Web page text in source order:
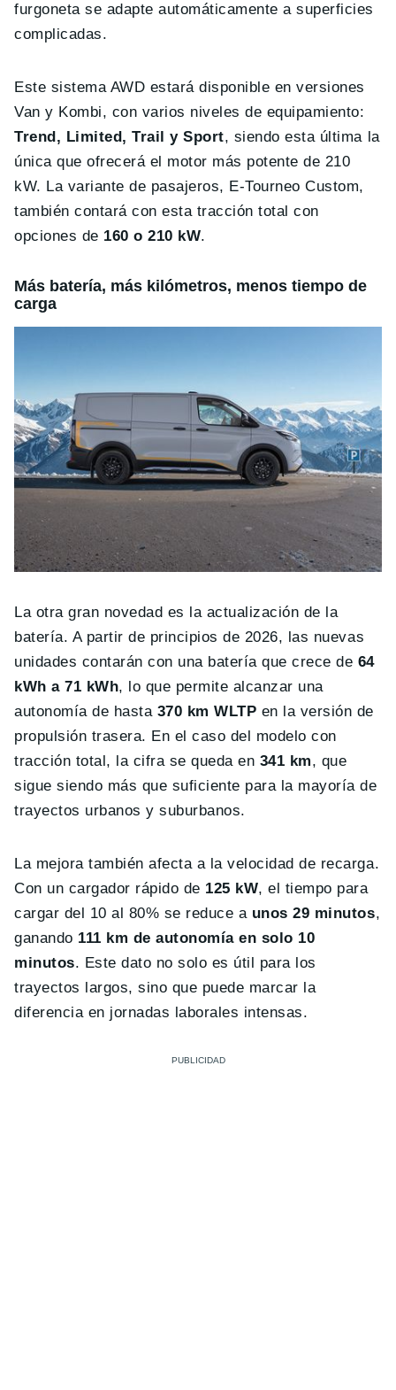
furgoneta se adapte automáticamente a superficies
complicadas.
Este sistema AWD estará disponible en versiones
Van y Kombi, con varios niveles de equipamiento:
Trend, Limited, Trail y Sport, siendo esta última la
única que ofrecerá el motor más potente de 210
kW. La variante de pasajeros, E-Tourneo Custom,
también contará con esta tracción total con
opciones de 160 o 210 kW.
Más batería, más kilómetros, menos tiempo de
carga
La otra gran novedad es la actualización de la
batería. A partir de principios de 2026, las nuevas
unidades contarán con una batería que crece de 64
kWh a 71 kWh, lo que permite alcanzar una
autonomía de hasta 370 km WLTP en la versión de
propulsión trasera. En el caso del modelo con
tracción total, la cifra se queda en 341 km, que
sigue siendo más que suficiente para la mayoría de
trayectos urbanos y suburbanos.
La mejora también afecta a la velocidad de recarga.
Con un cargador rápido de 125 kW, el tiempo para
cargar del 10 al 80% se reduce a unos 29 minutos,
ganando 111 km de autonomía en solo 10
minutos. Este dato no solo es útil para los
trayectos largos, sino que puede marcar la
diferencia en jornadas laborales intensas.